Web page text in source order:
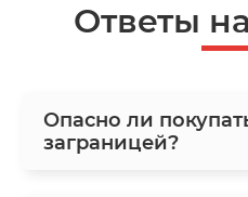
Ответы
Опасно ли
заграницей?